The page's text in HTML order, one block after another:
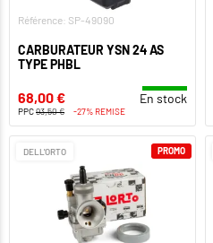
Référence: SP-49090
CARBURATEUR YSN 24 AS
TYPE PHBL
68,00 € En stock
PPC93,50 € -27% REMISE
DELL'ORTO PROMO